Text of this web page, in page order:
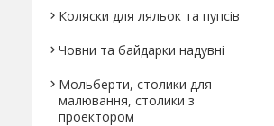
Коляски для ляльок та пупсів
Човни та байдарки надувні
Мольберти, столики для
малювання, столики з
проектором